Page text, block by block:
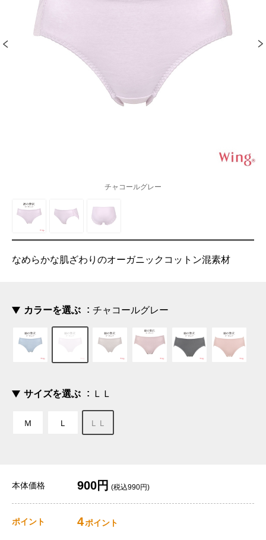
チャコールグレー
なめらかな肌ざわりのオーガニックコットン混素材
カラーを選ぶ チャコールグレー
サイズを選ぶ ＬＬ
Ｍ Ｌ ＬＬ
本体価格 900円 (税込990円)
ポイント 4ポイント